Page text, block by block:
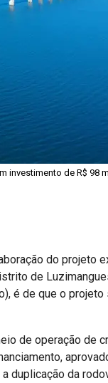
investimento de R$ 98
do projeto
de
é de que o projeto
de operação de
duplicação da